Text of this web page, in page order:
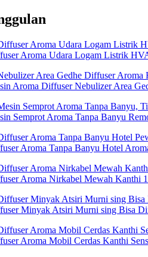
Aroma Udara Logam Listrik
Aroma Diffuser Nebulizer Area
Semprot Aroma Tanpa Banyu
Aroma Tanpa Banyu Hotel
Aroma Nirkabel Mewah Kanthi
Minyak Atsiri Murni sing Bisa
Aroma Mobil Cerdas Kanthi